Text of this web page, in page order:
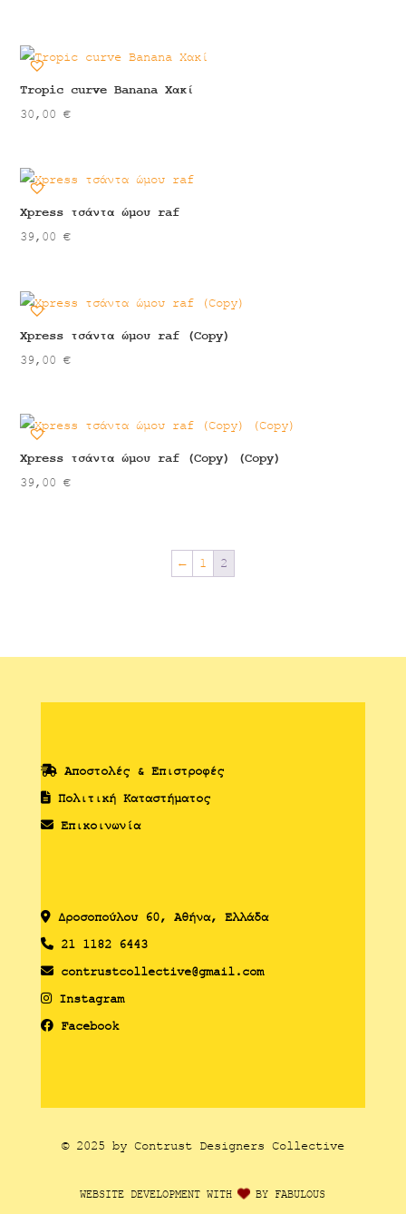
Tropic curve Banana Χακί
30,00€
Xpress τσάντα ώμου raf
39,00€
Xpress τσάντα ώμου raf (Copy)
39,00€
Xpress τσάντα ώμου raf (Copy) (Copy)
39,00€
← 1 2
Αποστολές & Επιστροφές
Πολιτική Καταστήματος
Επικοινωνία
Δροσoπούλου 60, Αθήνα, Ελλάδα
21 1182 6443
contrustcollective@gmail.com
Instagram
Facebook
© 2025 by Contrust Designers Collective
WEBSITE DEVELOPMENT WITH BY FABULOUS